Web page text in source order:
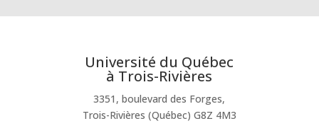
Université du Québec
à Trois-Rivières
3351, boulevard des Forges,
Trois-Rivières (Québec) G8Z 4M3